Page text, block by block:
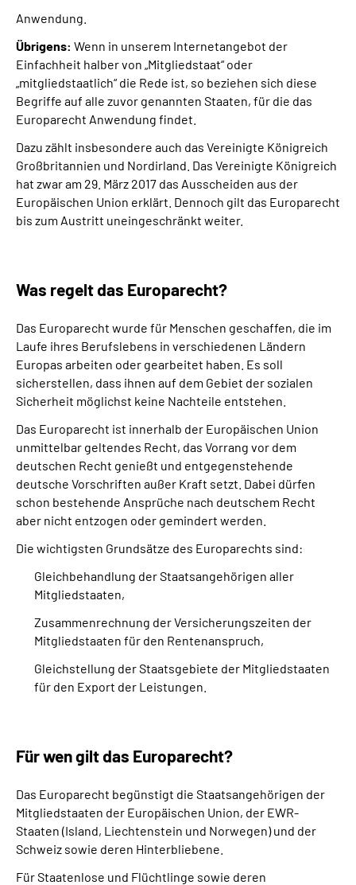
Anwendung.
Übrigens: Wenn in unserem Internetangebot der
Einfachheit halber von „Mitgliedstaat“ oder
„mitgliedstaatlich“ die Rede ist, so beziehen sich diese
Begriffe auf alle zuvor genannten Staaten, für die das
Europarecht Anwendung findet.
Dazu zählt insbesondere auch das Vereinigte Königreich
Großbritannien und Nordirland. Das Vereinigte Königreich
hat zwar am 29. März 2017 das Ausscheiden aus der
Europäischen Union erklärt. Dennoch gilt das Europarecht
bis zum Austritt uneingeschränkt weiter.
Was regelt das Europarecht?
Das Europarecht wurde für Menschen geschaffen, die im
Laufe ihres Berufslebens in verschiedenen Ländern
Europas arbeiten oder gearbeitet haben. Es soll
sicherstellen, dass ihnen auf dem Gebiet der sozialen
Sicherheit möglichst keine Nachteile entstehen.
Das Europarecht ist innerhalb der Europäischen Union
unmittelbar geltendes Recht, das Vorrang vor dem
deutschen Recht genießt und entgegenstehende
deutsche Vorschriften außer Kraft setzt. Dabei dürfen
schon bestehende Ansprüche nach deutschem Recht
aber nicht entzogen oder gemindert werden.
Die wichtigsten Grundsätze des Europarechts sind:
Gleichbehandlung der Staatsangehörigen aller
Mitgliedstaaten,
Zusammenrechnung der Versicherungszeiten der
Mitgliedstaaten für den Rentenanspruch,
Gleichstellung der Staatsgebiete der Mitgliedstaaten
für den Export der Leistungen.
Für wen gilt das Europarecht?
Das Europarecht begünstigt die Staatsangehörigen der
Mitgliedstaaten der Europäischen Union, der EWR-
Staaten (Island, Liechtenstein und Norwegen) und der
Schweiz sowie deren Hinterbliebene.
Für Staatenlose und Flüchtlinge sowie deren